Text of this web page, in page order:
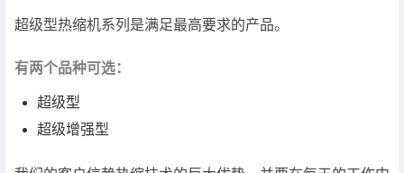
超级型热缩机系列是满足最高要求的产品。
有两个品种可选：
超级型
超级增强型